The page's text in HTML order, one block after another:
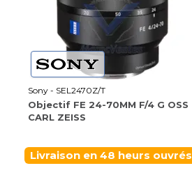
Sony - SEL2470Z/T
Objectif FE 24-70MM F/4 G OSS
CARL ZEISS
Livraison en 48 heurs ouvrés